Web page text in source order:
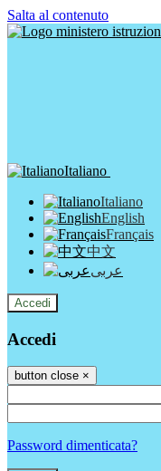
Salta al contenuto
Italiano
Italiano
English
Français
中文
عربى
Accedi
Accedi
button close ×
Password dimenticata?